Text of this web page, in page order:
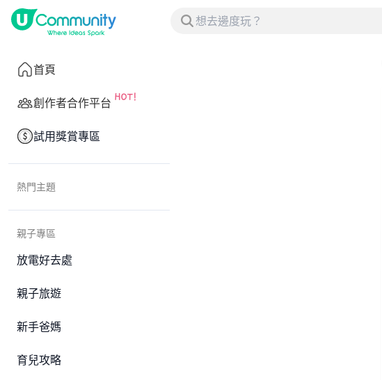
首頁
創作者合作平台
試用獎賞專區
熱門主題
親子專區
放電好去處
親子旅遊
新手爸媽
育兒攻略